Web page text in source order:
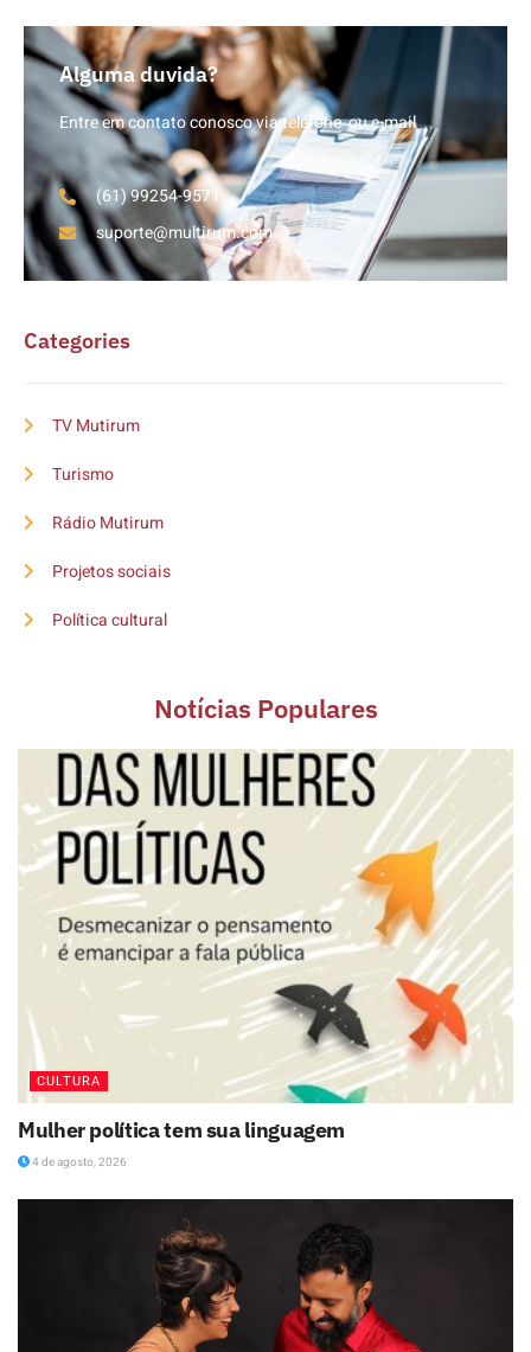
Alguma duvida?
Entre em contato conosco via telefone ou e-mail
(61) 99254-9571
suporte@multirum.com
Categories
TV Mutirum
Turismo
Rádio Mutirum
Projetos sociais
Política cultural
Notícias Populares
CULTURA
Mulher política tem sua linguagem
4 de agosto, 2026